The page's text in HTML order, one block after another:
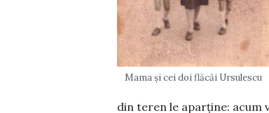
Mama și cei doi flăcăi Ursulescu
din teren le aparține: acum